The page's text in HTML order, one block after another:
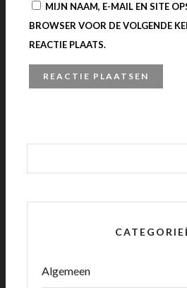
MIJN NAAM, E-MAIL EN SITE
BROWSER VOOR DE VOLGENDE
REACTIE PLAATS.
Algemeen